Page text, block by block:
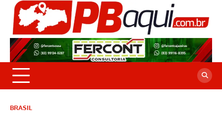
Skip
content
BRASIL